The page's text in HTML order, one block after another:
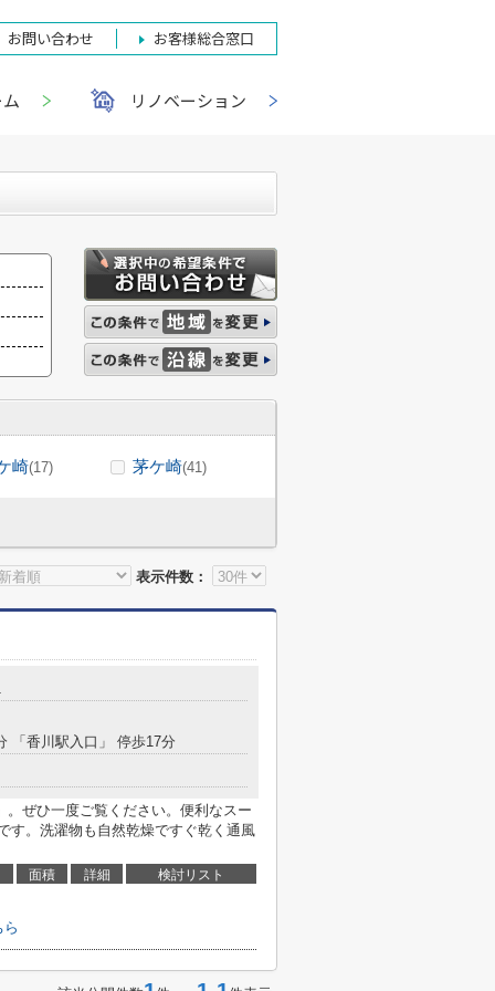
お問い合わせ お客様総合窓口
リノベーション
崎(17) 茅ケ崎(41)
表示件数：
「香川駅入口」 停歩17分
ぜひ一度ご覧ください。便利なスー
す。洗濯物も自然乾燥ですぐ乾く通風
面積 詳細 検討リスト